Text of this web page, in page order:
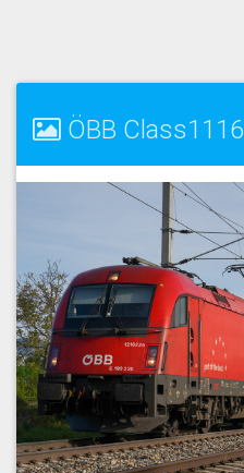
ÖBB Class1116